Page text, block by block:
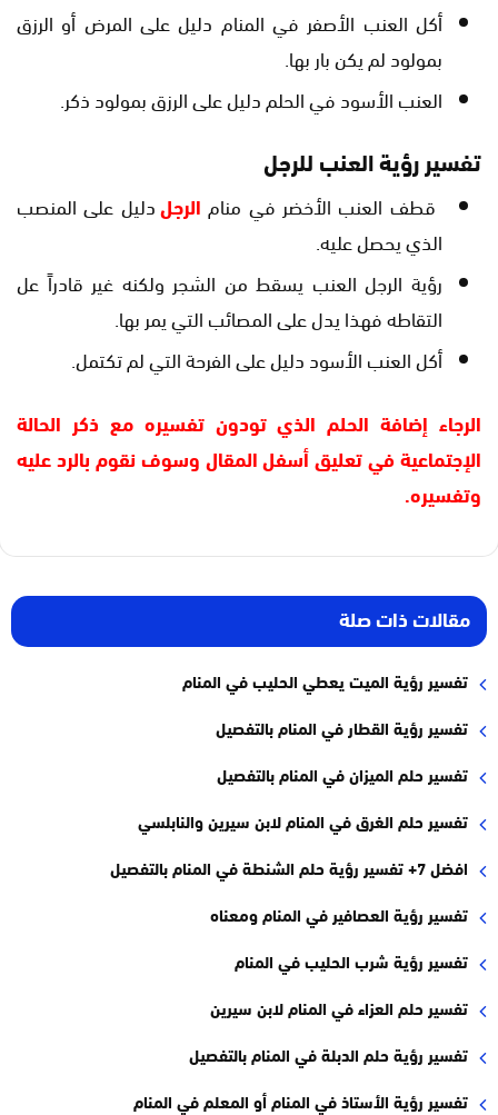
أكل العنب الأصفر في المنام دليل على المرض أو الرزق
بمولود لم يكن بار بها.
العنب الأسود في الحلم دليل على الرزق بمولود ذكر.
تفسير رؤية العنب للرجل
قطف العنب الأخضر في منام الرجلدليل على المنصب
الذي يحصل عليه.
رؤية الرجل العنب يسقط من الشجر ولكنه غير قادراً عل
التقاطه فهذا يدل على المصائب التي يمر بها.
أكل العنب الأسود دليل على الفرحة التي لم تكتمل.
الرجاء إضافة الحلم الذي تودون تفسيره مع ذكر الحالة
الإجتماعية في تعليق أسفل المقال وسوف نقوم بالرد عليه
وتفسيره.
مقالات ذات صلة
تفسير رؤية الميت يعطي الحليب في المنام
تفسير رؤية القطار في المنام بالتفصيل
تفسير حلم الميزان في المنام بالتفصيل
تفسير حلم الغرق في المنام لابن سيرين والنابلسي
افضل 7+ تفسير رؤية حلم الشنطة في المنام بالتفصيل
تفسير رؤية العصافير في المنام ومعناه
تفسير رؤية شرب الحليب في المنام
تفسير حلم العزاء في المنام لابن سيرين
تفسير رؤية حلم الدبلة في المنام بالتفصيل
تفسير رؤية الأستاذ في المنام أو المعلم في المنام